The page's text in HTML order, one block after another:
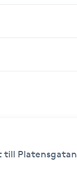
till Platensgatan